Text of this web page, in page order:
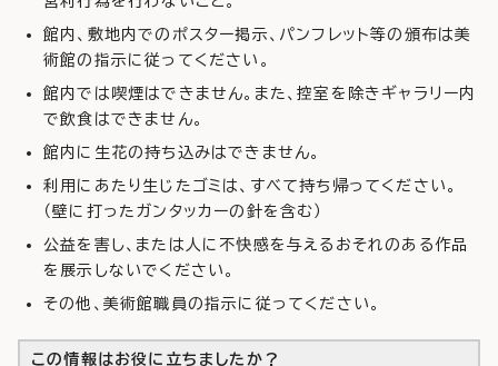
館内、敷地内でのポスター掲示、パンフレット等の頒布は美
術館の指示に従ってください。
館内では喫煙はできません。また、控室を除きギャラリー内
で飲食はできません。
館内に生花の持ち込みはできません。
利用にあたり生じたゴミは、すべて持ち帰ってください。
（壁に打ったガンタッカーの針を含む）
公益を害し、または人に不快感を与えるおそれのある作品
を展示しないでください。
その他、美術館職員の指示に従ってください。
この情報はお役に立ちましたか？